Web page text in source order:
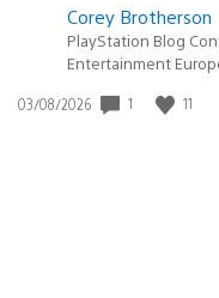
Corey Brotherson
PlayStation Blog
Entertainment
Date
03/08/2026 1 11